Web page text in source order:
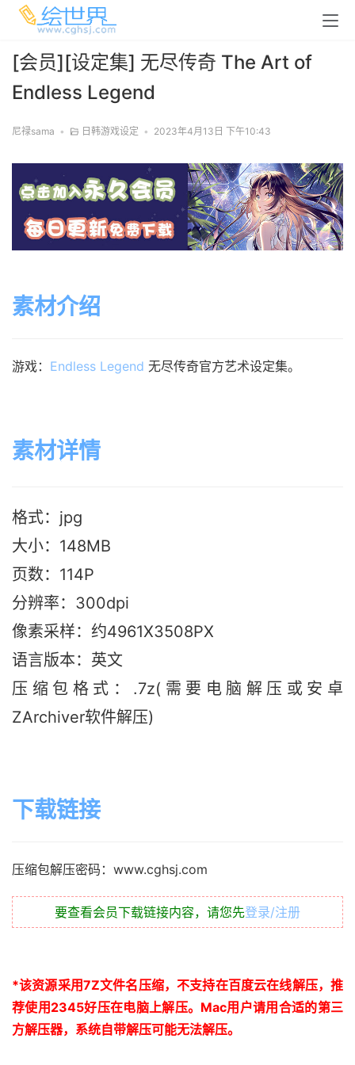
[会员][设定集] 无尽传奇 The Art of
Endless Legend
尼禄sama • 日韩游戏设定 • 2023年4月13日 下午10:43
素材介绍
游戏： Endless Legend 无尽传奇官方艺术设定集。
素材详情
格式：jpg
大小：148MB
页数：114P
分辨率：300dpi
像素采样：约4961X3508PX
语言版本：英文
压缩包格式：.7z(需要电脑解压或安卓
ZArchiver软件解压)
下载链接
压缩包解压密码：www.cghsj.com
要查看会员下载链接内容，请您先登录/注册
*该资源采用7Z文件名压缩，不支持在百度云在线解压，推
荐使用2345好压在电脑上解压。 Mac用户请用合适的第三
方解压器，系统自带解压可能无法解压。